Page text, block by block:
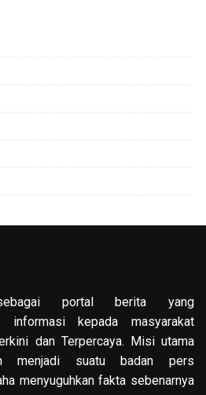
portal berita yang
informasi kepada masyarakat
dan Terpercaya. Misi utama
menjadi suatu badan pers
menyuguhkan fakta sebenarnya